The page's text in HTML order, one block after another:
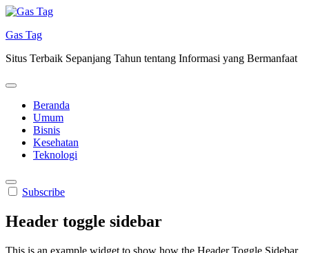
Skip
content
Gas Tag
Situs Terbaik Sepanjang Tahun tentang Informasi yang Bermanfaat
Beranda
Umum
Bisnis
Kesehatan
Teknologi
Subscribe
Header toggle sidebar
This is an example widget to show how the Header Toggle Sidebar